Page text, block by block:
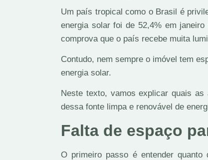
Um país tropical como o Brasil é
energia solar foi de 52,4% em
comprova que o país recebe muita
Contudo, nem sempre o imóvel tem
energia solar.
Neste texto, vamos explicar quais
dessa fonte limpa e renovável de
Falta de espaço
O primeiro passo é entender